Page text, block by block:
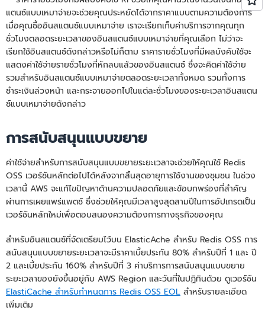
แตนซ์แบบเหมาจ่ายจะช่วยคุณประหยัดได้จากราคาแบบตามความต้องการ
เมื่อคุณซื้ออินสแตนซ์แบบเหมาจ่าย เราจะเรียกเก็บค่าบริการจากคุณทุก
ชั่วโมงตลอดระยะเวลาของอินสแตนซ์แบบเหมาจ่ายที่คุณเลือก ไม่ว่าจะ
เรียกใช้อินสแตนซ์ดังกล่าวหรือไม่ก็ตาม ราคารายชั่วโมงที่มีผลบังคับใช้จะ
แสดงค่าใช้จ่ายรายชั่วโมงที่หักลบแล้วของอินสแตนซ์ ซึ่งจะคิดค่าใช้จ่าย
รวมสำหรับอินสแตนซ์แบบเหมาจ่ายตลอดระยะเวลาทั้งหมด รวมทั้งการ
ชำระเงินล่วงหน้า และกระจายออกไปในแต่ละชั่วโมงของระยะเวลาอินสแตน
ซ์แบบเหมาจ่ายดังกล่าว
การสนับสนุนแบบขยาย
ค่าใช้จ่ายสําหรับการสนับสนุนแบบขยายระยะเวลาจะช่วยให้คุณใช้ Redis
OSS เวอร์ชันหลักต่อไปได้หลังจากสิ้นสุดอายุการใช้งานของชุมชน ในช่วง
เวลานี้ AWS จะแก้ไขปัญหาด้านความปลอดภัยและข้อบกพร่องที่สําคัญ
ผ่านการเผยแพร่แพตช์ ซึ่งช่วยให้คุณมีเวลาสูงสุดสามปีในการอัปเกรดเป็น
เวอร์ชันหลักใหม่เพื่อตอบสนองความต้องการทางธุรกิจของคุณ
สำหรับอินสแตนซ์ที่จัดเตรียมไว้บน ElasticAche สำหรับ Redis OSS การ
สนับสนุนแบบขยายระยะเวลาจะมีราคาเบี้ยประกัน 80% สำหรับปีที่ 1 และ ปี
2 และเบี้ยประกัน 160% สำหรับปีที่ 3 ค่าบริการการสนับสนุนแบบขยาย
ระยะเวลาของยังขึ้นอยู่กับ AWS Region และวันที่ในปฏิทินด้วย ดูเวอร์ชัน
ElastiCache สำหรับกำหนดการ Redis OSS EOL สำหรับรายละเอียด
เพิ่มเติม